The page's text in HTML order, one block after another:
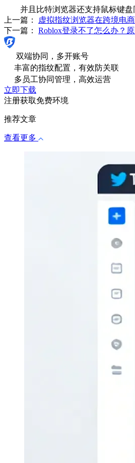
并且比特浏览器还支持鼠标键盘
上一篇：
虚拟指纹浏览器在跨境电
下一篇： Roblox登录不了怎么办？
双端协同，多开账号
丰富的指纹配置，有效防关联
多员工协同管理，高效运营
立即下载
注册获取免费环境
推荐文章
查看更多